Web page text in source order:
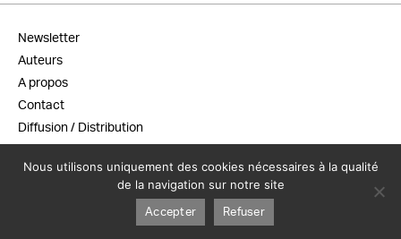
Newsletter
Auteurs
A propos
Contact
Diffusion / Distribution
Mentions légales
Nous utilisons uniquement des cookies nécessaires à la qualité
de la navigation sur notre site
Accepter Refuser